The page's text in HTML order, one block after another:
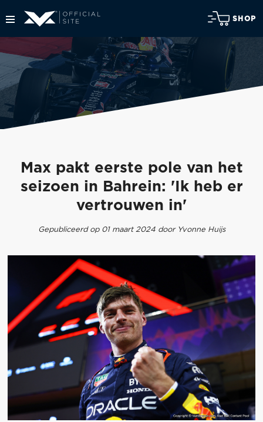
SHOP
Max pakt eerste pole van het
seizoen in Bahrein: 'Ik heb er
vertrouwen in'
Gepubliceerd op 01 maart 2024 door Yvonne Huijs